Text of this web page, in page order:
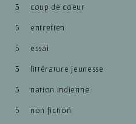
coup de coeur
entretien
essai
littérature jeunesse
nation indienne
non fiction